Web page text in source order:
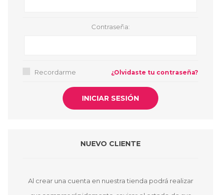
Contraseña:
Recordarme ¿Olvidaste tu contraseña?
NUEVO CLIENTE
Al crear una cuenta en nuestra tienda podrá realizar